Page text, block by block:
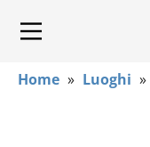
Home » Luoghi »